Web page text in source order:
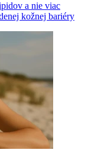
a nie viac
kožnej bariéry